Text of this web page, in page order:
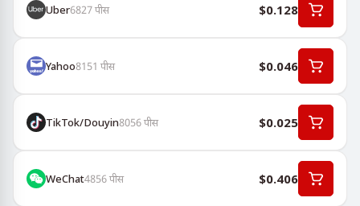
Uber6827पीस $0.128
Yahoo8151 पीस $0.046
TikTok/Douyin8056पीस $0.025
WeChat4856पीस $0.406